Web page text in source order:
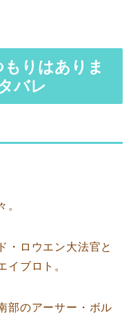
りはありま
バレ
。
・ロウエン大法官と
イブロト。
部のアーサー・ボル